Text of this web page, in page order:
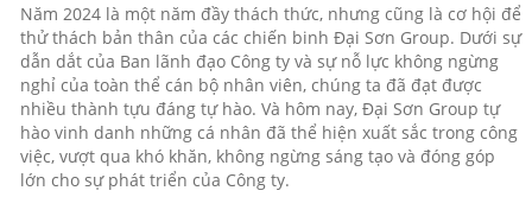
Năm 2024 là một năm đầy thách thức, nhưng cũng là cơ hội để
thử thách bản thân của các chiến binh Đại Sơn Group. Dưới sự
dẫn dắt của Ban lãnh đạo Công ty và sự nỗ lực không ngừng
nghỉ của toàn thể cán bộ nhân viên, chúng ta đã đạt được
nhiều thành tựu đáng tự hào. Và hôm nay, Đại Sơn Group tự
hào vinh danh những cá nhân đã thể hiện xuất sắc trong công
việc, vượt qua khó khăn, không ngừng sáng tạo và đóng góp
lớn cho sự phát triển của Công ty.